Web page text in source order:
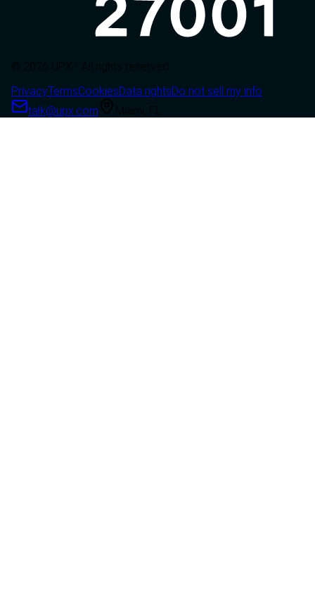
PrivacyTermsCookiesData rightsDo not sell my info
talk@upx.com